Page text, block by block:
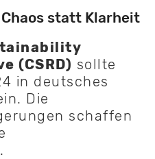
statt Klarheit
(CSRD) sollte
in deutsches
Die
schaffen